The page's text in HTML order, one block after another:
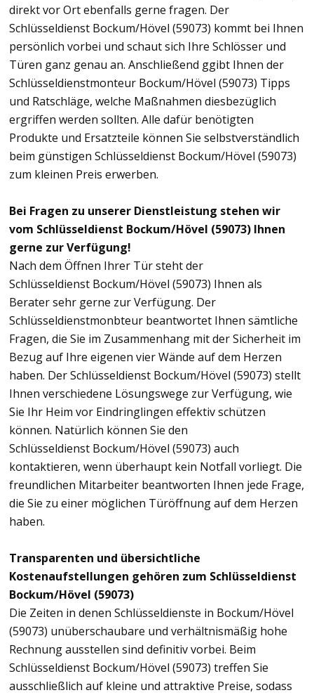
direkt vor Ort ebenfalls gerne fragen. Der
Schlüsseldienst Bockum/Hövel (59073) kommt bei Ihnen
persönlich vorbei und schaut sich Ihre Schlösser und
Türen ganz genau an. Anschließend ggibt Ihnen der
Schlüsseldienstmonteur Bockum/Hövel (59073) Tipps
und Ratschläge, welche Maßnahmen diesbezüglich
ergriffen werden sollten. Alle dafür benötigten
Produkte und Ersatzteile können Sie selbstverständlich
beim günstigen Schlüsseldienst Bockum/Hövel (59073)
zum kleinen Preis erwerben.
Bei Fragen zu unserer Dienstleistung stehen wir
vom Schlüsseldienst Bockum/Hövel (59073) Ihnen
gerne zur Verfügung!
Nach dem Öffnen Ihrer Tür steht der
Schlüsseldienst Bockum/Hövel (59073) Ihnen als
Berater sehr gerne zur Verfügung. Der
Schlüsseldienstmonbteur beantwortet Ihnen sämtliche
Fragen, die Sie im Zusammenhang mit der Sicherheit im
Bezug auf Ihre eigenen vier Wände auf dem Herzen
haben. Der Schlüsseldienst Bockum/Hövel (59073) stellt
Ihnen verschiedene Lösungswege zur Verfügung, wie
Sie Ihr Heim vor Eindringlingen effektiv schützen
können. Natürlich können Sie den
Schlüsseldienst Bockum/Hövel (59073) auch
kontaktieren, wenn überhaupt kein Notfall vorliegt. Die
freundlichen Mitarbeiter beantworten Ihnen jede Frage,
die Sie zu einer möglichen Türöffnung auf dem Herzen
haben.
Transparenten und übersichtliche
Kostenaufstellungen gehören zum Schlüsseldienst
Bockum/Hövel (59073)
Die Zeiten in denen Schlüsseldienste in Bockum/Hövel
(59073) unüberschaubare und verhältnismäßig hohe
Rechnung ausstellen sind definitiv vorbei. Beim
Schlüsseldienst Bockum/Hövel (59073) treffen Sie
ausschließlich auf kleine und attraktive Preise, sodass